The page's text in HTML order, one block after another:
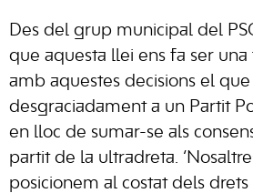
Des del grup municipal del
que aquesta llei ens fa ser
amb aquestes decisions el
desgraciadament a un Partit
en lloc de sumar-se als
partit de la ultradreta.
posicionem al costat dels drets